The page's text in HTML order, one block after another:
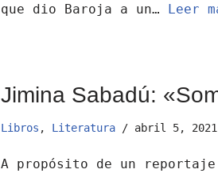
que dio Baroja a un… Leer
Jimina Sabadú:
Libros , Literatura abril 5, 2021
A propósito de un